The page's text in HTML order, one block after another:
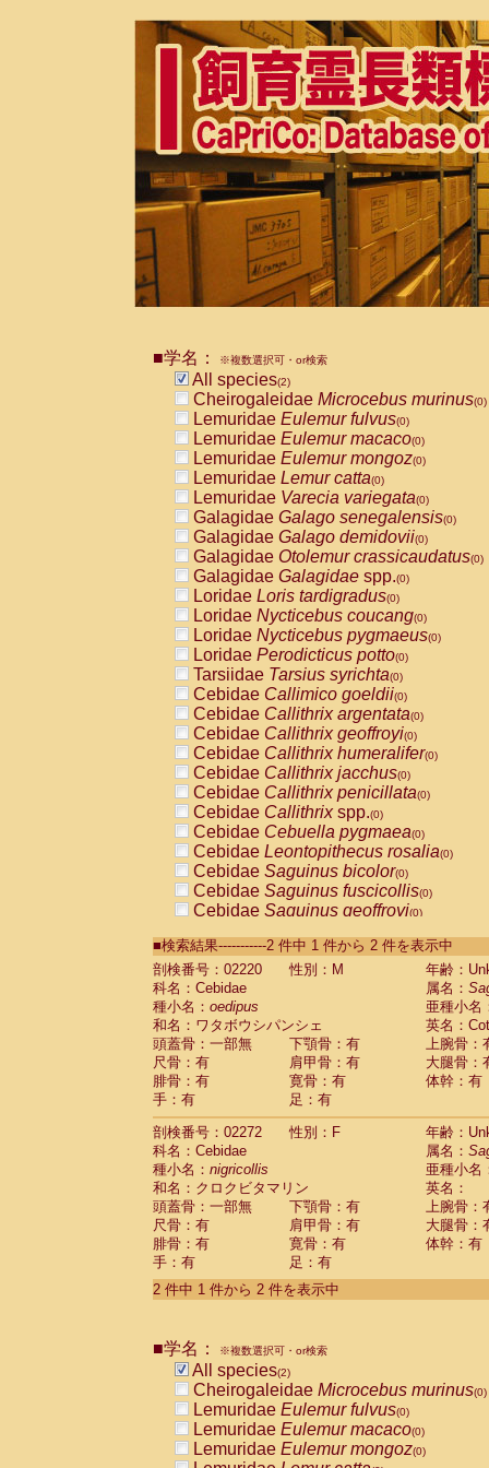
■学名： ※複数選択可・or検索
All species(2)
Cheirogaleidae Microcebus murinus(0)
Lemuridae Eulemur fulvus(0)
Lemuridae Eulemur macaco(0)
Lemuridae Eulemur mongoz(0)
Lemuridae Lemur catta(0)
Lemuridae Varecia variegata(0)
Galagidae Galago senegalensis(0)
Galagidae Galago demidovii(0)
Galagidae Otolemur crassicaudatus(0)
Galagidae Galagidae spp.(0)
Loridae Loris tardigradus(0)
Loridae Nycticebus coucang(0)
Loridae Nycticebus pygmaeus(0)
Loridae Perodicticus potto(0)
Tarsiidae Tarsius syrichta(0)
Cebidae Callimico goeldii(0)
Cebidae Callithrix argentata(0)
Cebidae Callithrix geoffroyi(0)
Cebidae Callithrix humeralifer(0)
Cebidae Callithrix jacchus(0)
Cebidae Callithrix penicillata(0)
Cebidae Callithrixspp.(0)
Cebidae Cebuella pygmaea(0)
Cebidae Leontopithecus rosalia(0)
Cebidae Saguinus bicolor(0)
Cebidae Saguinus fuscicollis(0)
Cebidae Saguinus geoffroyi(0)
CebidaeSaguinus labiatus(0)
Cebidae Saguinus leucopus (0)
Cebidae
Cebidae
CebidaeSaguinus nigricollis (1)
Cebidae Saguinus oedipus
Cebidae Saguinus weddelli
Cebidae Saguinusspp.
Cebidae Aotus trivirgatus
Cebidae Cebus albifrons
Cebidae
CebidaeCebus capucinus
CebidaeCebus nigrivittatus
Cebidae Cebusspp.(0)
Cebidae Saimiri boliviensis
Cebidae Saimiri sciureus
Atelidae Alouatta caraya
AtelidaeAlouatta fusca
AtelidaeAlouatta seniculus
AtelidaeAteles belzebuth
AtelidaeAteles geoffroyi
AtelidaeAteles paniscus(0)
AtelidaeAtelesspp. (0)
AtelidaeLagothrix lagothricha
AtelidaeLagothrix lagothricha cana
PitheciidaeCacajao calvus
■検索結果-----------2 件中 1 件から 2 件を表示中
剖検番号：02220
性別：M
年齢：
科名：Cebidae
属名：
種小名： oedipus
亜種小名
和名：ワタボウシパンシェ
英名：
頭蓋骨：一部無
下顎骨：有
上腕骨：
尺骨：有
肩甲骨：有
大腿骨：
腓骨：有
寛骨：有
体幹：有
手：有
足：有
剖検番号：02272
性別：F
年齢：
科名：Cebidae
属名：
種小名： nigricollis
亜種小名
和名：クロクビタマリン
英名：
頭蓋骨：一部無
下顎骨：有
上腕骨：
尺骨：有
肩甲骨：有
大腿骨：
腓骨：有
寛骨：有
体幹：有
手：有
足：有
2 件中 1 件から 2 件を表示中
■学名： ※複数選択可・or検索
All species(2)
Cheirogaleidae Microcebus murinus(0)
Lemuridae Eulemur fulvus(0)
Lemuridae Eulemur macaco(0)
Lemuridae Eulemur mongoz(0)